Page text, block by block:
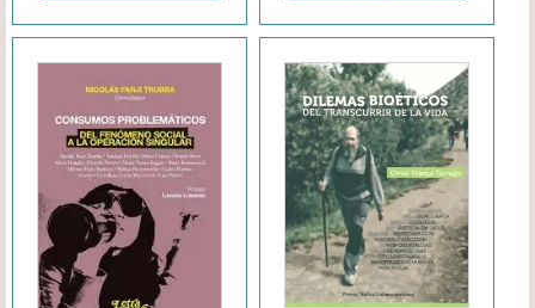
$ 480. $ 360.